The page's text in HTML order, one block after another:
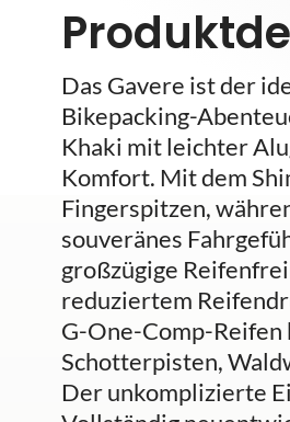
Das Gavere ist der
Bikepacking-
Khaki mit leichter
Komfort. Mit dem
Fingerspitzen,
souveränes
großzügige
reduziertem
G-One-Comp-
Schotterpisten,
Der unkomplizierte